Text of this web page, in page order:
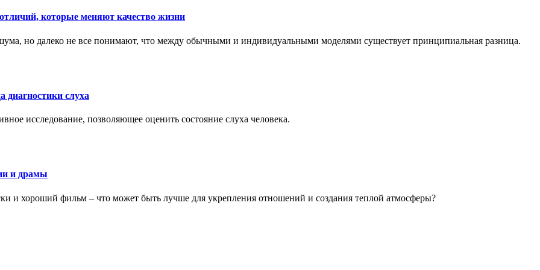
которые меняют качество жизни
но далеко не все понимают, что между обычными и индивидуальными моделями существует принципиальная разница.
диагностики слуха
исследование, позволяющее оценить состояние слуха человека.
и драмы
и хороший фильм – что может быть лучше для укрепления отношений и создания теплой атмосферы?